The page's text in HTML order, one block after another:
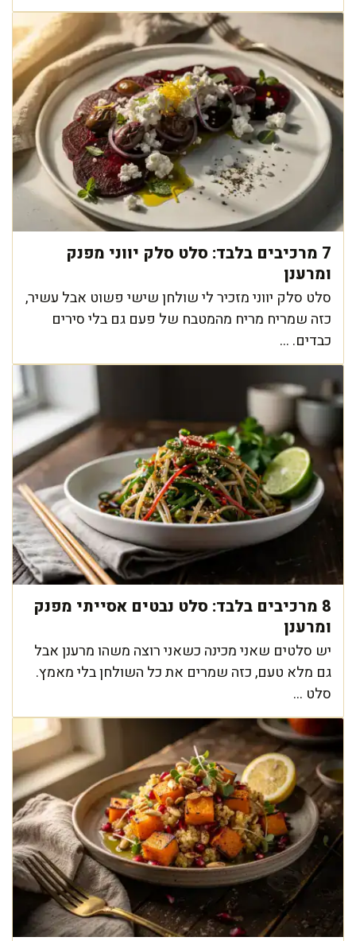
7 מרכיבים בלבד: סלט סלק יווני מפנק
ומרענן
סלט סלק יווני מזכיר לי שולחן שישי פשוט אבל עשיר,
כזה שמריח מריח מהמטבח של פעם גם בלי סירים
כבדים. ...
8 מרכיבים בלבד: סלט נבטים אסייתי מפנק
ומרענן
יש סלטים שאני מכינה כשאני רוצה משהו מרענן אבל
גם מלא טעם, כזה שמרים את כל השולחן בלי מאמץ.
סלט ...